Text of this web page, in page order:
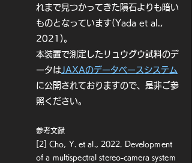
ました (Tatsumi et al., 2021b)。
ONCは、Small carry-on impactor
(SCI)によってリュウグウに作られた人
たしました (Arakawa et al., 2020)。
クレーター形成前後の画像の比較から
小惑星の表面進化を観測し(Honda et
化を駆動すると考えられてきた地震波
は、リュウグウでは低強度の影響で伝
播しづらいことを明らかにしました
れまで見つかってきた隕石よりも暗い
ものとなっています(Yada et al.,
2021)。
本装置で測定したリュウグウ試料のデ
ータは JAXAのデータベースシステム
に公開されておりますので、是非ご参
照ください。
参考文献
[2] Cho, Y. et al., 2022. Development
of a multispectral stereo-camera system